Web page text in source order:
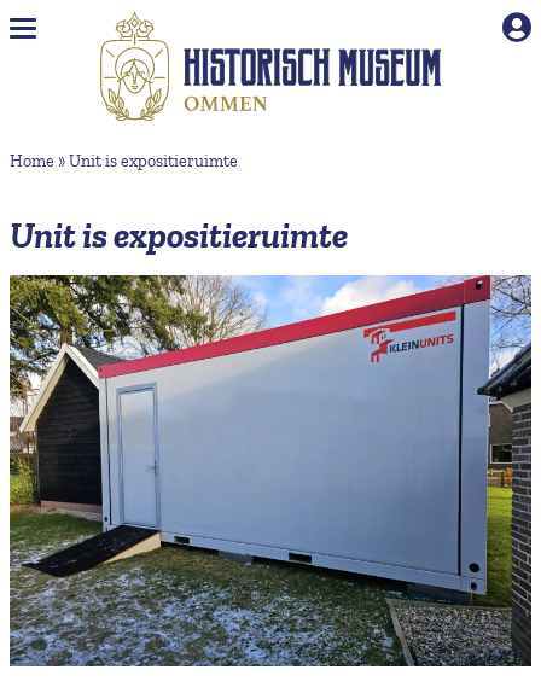
Naar hoofdinhoud
Home »Unit is expositieruimte
Unit is expositieruimte